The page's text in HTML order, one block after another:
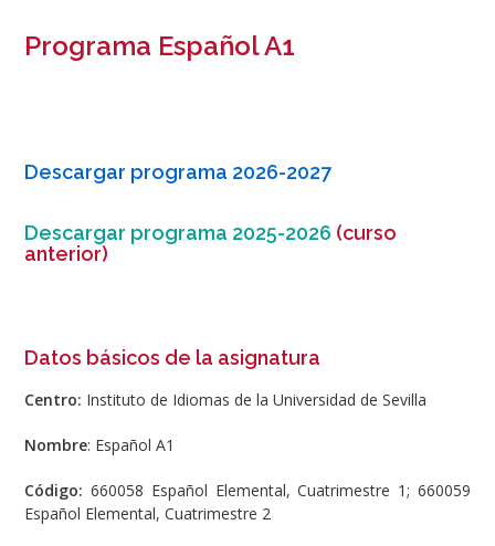
Programa Español A1
Descargar programa 2026-2027
Descargar programa 2025-2026 (curso
anterior)
Datos básicos de la asignatura
Centro: Instituto de Idiomas de la Universidad de Sevilla
Nombre: Español A1
Código: 660058 Español Elemental, Cuatrimestre 1; 660059
Español Elemental, Cuatrimestre 2